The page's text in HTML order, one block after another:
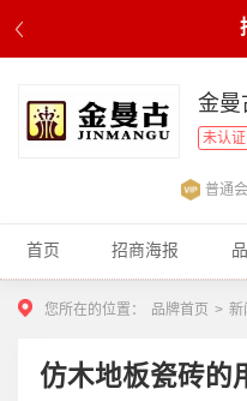
金曼
未认证
普通
首页 招商海报
您所在的位置： 品牌首页 > 新
仿木地板瓷砖的